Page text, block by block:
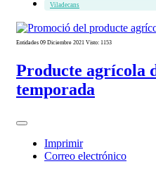
Viladecans
Entidades 09 Diciembre 2021 Visto: 1153
Producte agrícola
temporada
Imprimir
Correo electrónico